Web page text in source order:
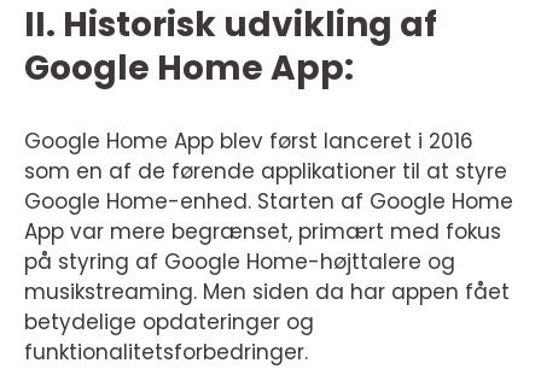
II. Historisk udvikling af
Google Home App:
Google Home App blev først lanceret i 2016
som en af de førende applikationer til at styre
Google Home-enhed. Starten af Google Home
App var mere begrænset, primært med fokus
på styring af Google Home-højttalere og
musikstreaming. Men siden da har appen fået
betydelige opdateringer og
funktionalitetsforbedringer.